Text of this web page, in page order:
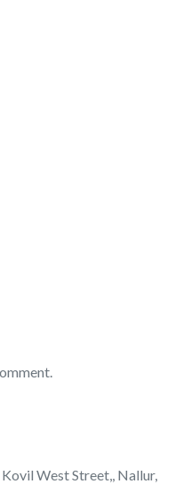
West Street,, Nallur,